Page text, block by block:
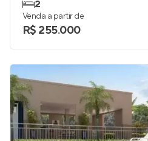
2
Venda a partir de
R$ 255.000